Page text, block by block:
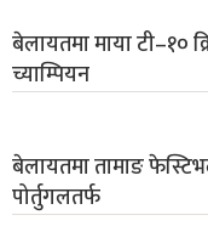
बेलायतमा माया टी–१०
च्याम्पियन
बेलायतमा तामाङ
पोर्तुगलतर्फ